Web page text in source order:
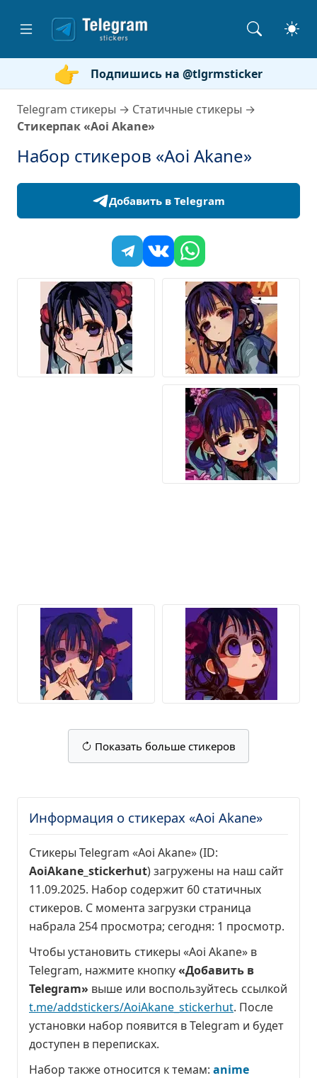
Подпишись на @tlgrmsticker
Telegram стикеры → Статичные стикеры →
Стикерпак «Aoi Akane»
Набор стикеров «Aoi Akane»
Добавить в Telegram
Показать больше стикеров
Информация о стикерах «Aoi Akane»
Стикеры Telegram «Aoi Akane» (ID:
AoiAkane_stickerhut) загружены на наш сайт
11.09.2025. Набор содержит 60 статичных
стикеров. С момента загрузки страница
набрала 254 просмотра; сегодня: 1 просмотр.
Чтобы установить стикеры «Aoi Akane» в
Telegram, нажмите кнопку«Добавить в
Telegram» выше или воспользуйтесь ссылкой
t.me/addstickers/AoiAkane_stickerhut. После
установки набор появится в Telegram и будет
доступен в переписках.
Набор также относится к темам: anime